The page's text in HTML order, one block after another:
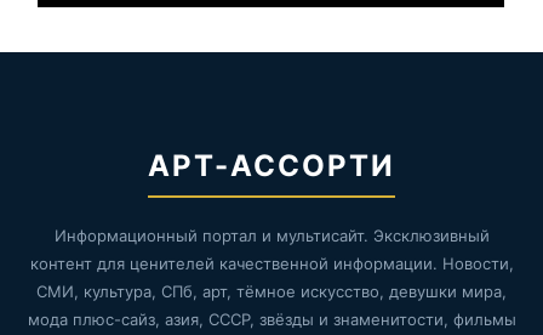
АРТ-АССОРТИ
Информационный портал и мультисайт. Эксклюзивный
контент для ценителей качественной информации. Новости,
СМИ, культура, СПб, арт, тёмное искусство, девушки мира,
мода плюс-сайз, азия, СССР, звёзды и знаменитости, фильмы